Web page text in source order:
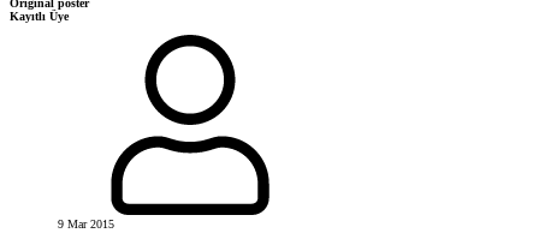
Kayıtlı Üye
9 Mar 2015